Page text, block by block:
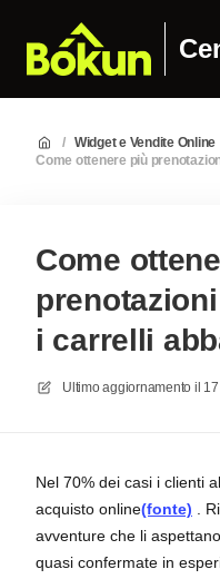
/ Widget e Vendite Online
Come ottenere più
Come
i carrelli
Ultimo aggiornamento il
Nel 70% dei casi i clienti
acquisto online(fonte) .
avventure che li
quasi confermate in